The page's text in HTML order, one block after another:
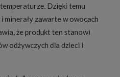
Dzięki temu
minerały zawarte w owocach
że produkt ten stanowi
odżywczych dla dzieci i